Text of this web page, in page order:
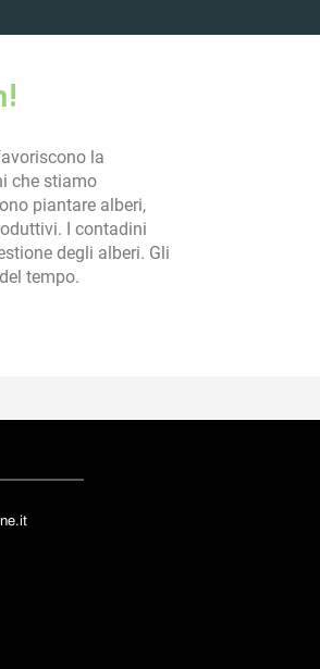
la
che stiamo
piantare alberi,
I contadini
degli alberi. Gli
tempo.